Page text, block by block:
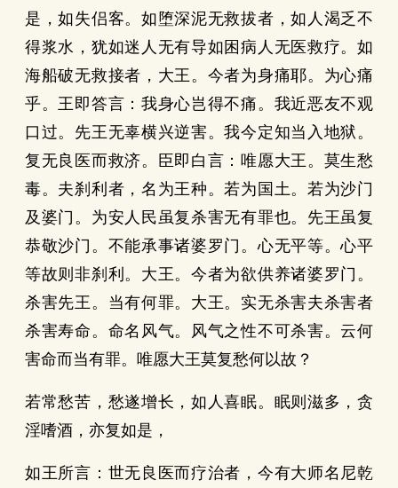
是，如失侣客。如堕深泥无救拔者，如人渴乏不
得浆水，犹如迷人无有导如困病人无医救疗。如
海船破无救接者，大王。今者为身痛耶。为心痛
乎。王即答言：我身心岂得不痛。我近恶友不观
口过。先王无辜横兴逆害。我今定知当入地狱。
复无良医而救济。臣即白言：唯愿大王。莫生愁
毒。夫刹利者，名为王种。若为国土。若为沙门
及婆门。为安人民虽复杀害无有罪也。先王虽复
恭敬沙门。不能承事诸婆罗门。心无平等。心平
等故则非刹利。大王。今者为欲供养诸婆罗门。
杀害先王。当有何罪。大王。实无杀害夫杀害者
杀害寿命。命名风气。风气之性不可杀害。云何
害命而当有罪。唯愿大王莫复愁何以故？
若常愁苦，愁遂增长，如人喜眠。眠则滋多，贪
淫嗜酒，亦复如是，
如王所言：世无良医而疗治者，今有大师名尼乾